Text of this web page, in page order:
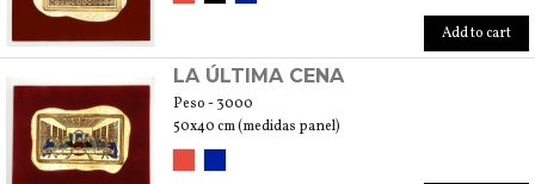
Add to cart
LA ÚLTIMA CENA
Peso - 3000
50x40 cm (medidas panel)